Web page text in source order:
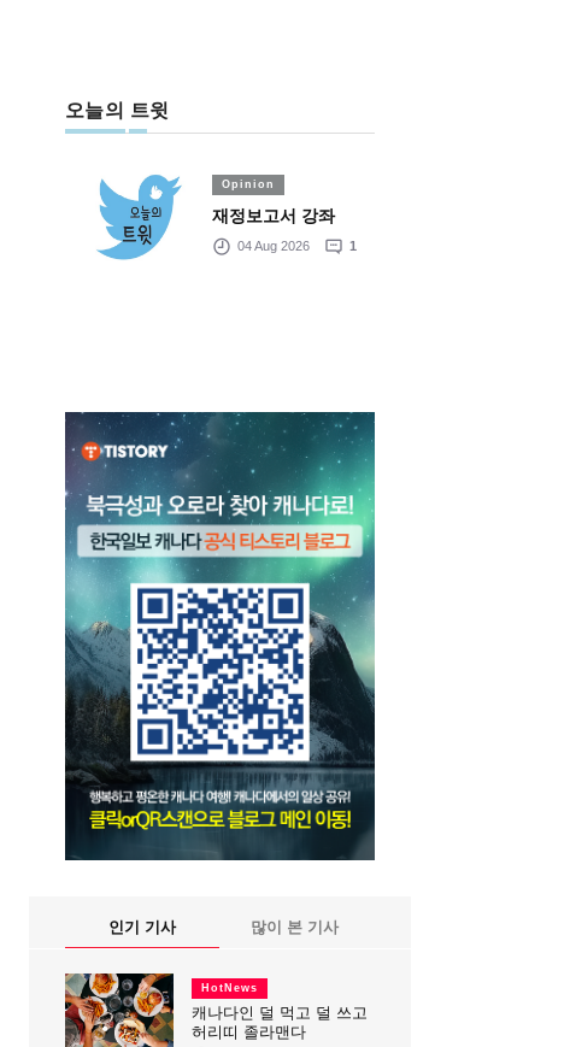
오늘의 트윗
Opinion
재정보고서 강좌
04 Aug 2026 1
인기 기사 많이 본 기사
HotNews
캐나다인 덜 먹고 덜 쓰고
허리띠 졸라맨다